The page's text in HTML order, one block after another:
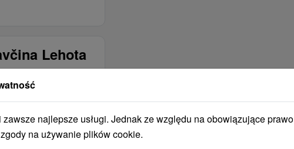
Lehota
BUDYNEK JEST
OBJĘTY ZASIĘGIEM
KOMÓRKOWEJ
Telekom
najlepsze usługi. Jednak ze względu na obowiązujące prawo
na używanie plików cookie.